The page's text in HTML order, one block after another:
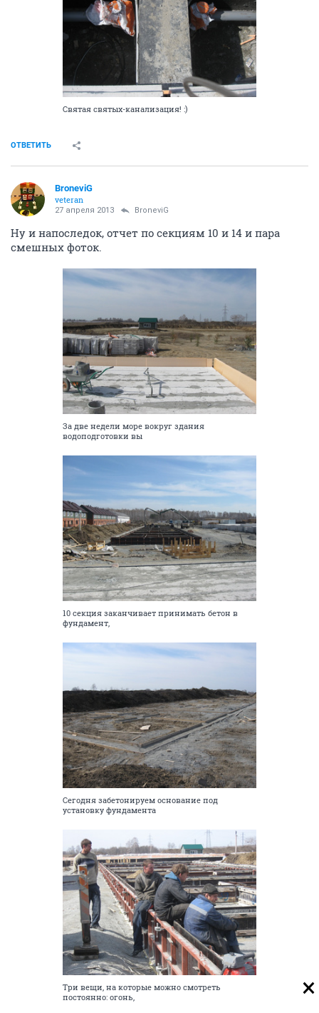
Святая святых-канализация! :)
ОТВЕТИТЬ
BroneviG
veteran
27 апреля 2013 BroneviG
Ну и напоследок, отчет по секциям 10 и 14 и пара
смешных фоток.
За две недели море вокруг здания
водоподготовки вы
10 секция заканчивает принимать бетон в
фундамент,
Сегодня забетонируем основание под
установку фундамента
Три вещи, на которые можно смотреть
постоянно: огонь,